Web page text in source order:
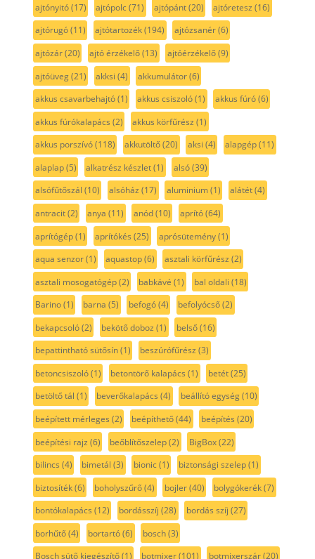
ajtónyitó(17) ajtópolc(71) ajtópánt(20) ajtóretesz (16)
ajtórugó(11) ajtótartozék(194) ajtózsanér(6)
ajtózár(20) ajtó érzékelő(13) ajtóérzékelő(9)
ajtóüveg(21) akksi (4) akkumulátor(6)
akkus csavarbehajtó(1) akkus csiszoló(1) akkus fúró(6)
akkus fúrókalapács (2) akkus körfűrész (1)
akkus porszívó(118) akkutöltő(20) aksi (4) alapgép(11)
alaplap(5) alkatrész készlet(1) alsó(39)
alsófűtőszál (10) alsóház (17) aluminium(1) alátét(4)
antracit(2) anya (11) anód(10) aprító(64)
aprítógép(1) aprítókés (25) aprósütemény(1)
aqua senzor(1) aquastop(6) asztali körfűrész (2)
asztali mosogatógép(2) babkávé (1) bal oldali (18)
Barino(1) barna (5) befogó(4) befolyócső(2)
bekapcsoló(2) bekötő doboz (1) belső(16)
bepattintható sütősín(1) beszúrófűrész (3)
betoncsiszoló(1) betontörő kalapács (1) betét(25)
betöltő tál (1) beverőkalapács (4) beállító egység(10)
beépített mérleges (2) beépíthető(44) beépítés (20)
beépítési rajz (6) beőblítőszelep(2) BigBox(22)
bilincs (4) bimetál (3) bionic(1) biztonsági szelep(1)
biztosíték(6) boholyszűrő(4) bojler(40) bolygókerék(7)
bontókalapács (12) bordásszíj (28) bordás szíj (27)
borhűtő(4) bortartó(6) bosch(3)
Bosch sütő kiegészítő(1) botmixer(101) botmixerszár(20)